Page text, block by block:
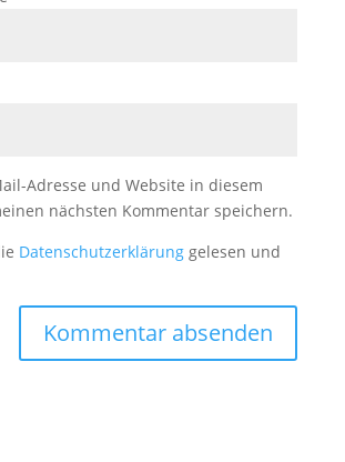
Adresse und Website in diesem
nächsten Kommentar speichern.
Datenschutzerklärung gelesen und